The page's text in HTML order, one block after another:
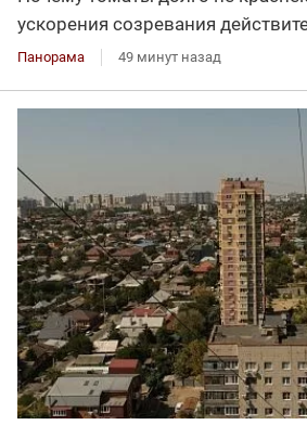
ускорения созревания
Панорама 49 минут назад